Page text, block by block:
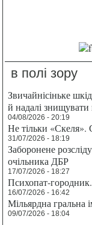
в полі зору
Звичайнісіньке
й надалі
04/08/2026 - 20:19
Не тільки
31/07/2026 - 18:19
Заборонене
очільника ДБР
17/07/2026 - 18:27
Психопат-
16/07/2026 - 16:42
Мільярдна гральна
09/07/2026 - 18:04